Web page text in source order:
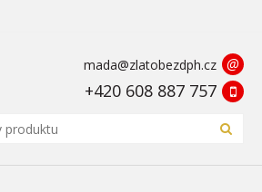
mada@zlatobezdph.cz @
+420 608 887 757